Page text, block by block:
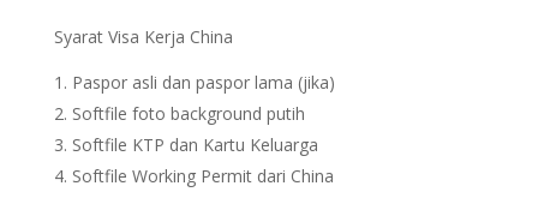
Syarat Visa Kerja China
Paspor asli dan paspor lama (jika)
Softfile foto background putih
Softfile KTP dan Kartu Keluarga
Softfile Working Permit dari China